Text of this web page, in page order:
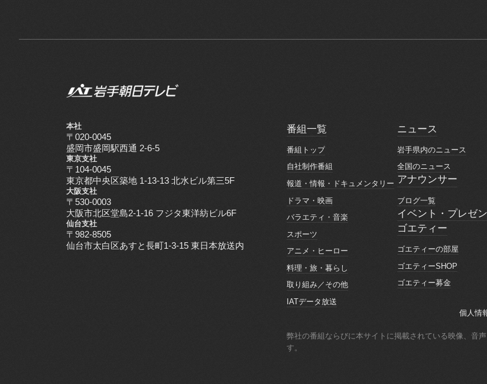
本社
〒020-0045
盛岡市盛岡駅西通 2-6-5
東京支社
〒104-0045
東京都中央区築地 1-13-13 北水ビル第三5F
大阪支社
〒530-0003
大阪市北区堂島2-1-16 フジタ東洋紡ビル6F
仙台支社
〒982-8505
仙台市太白区あすと長町1-3-15 東日本放送内
番組一覧
番組一覧
番組トップ
番組トップ
自社制作番組
自社制作番組
報道・情報・ドキュメンタリー
報道・情報・ドキュメンタリー
ドラマ・映画
バラエティ・音楽
スポーツ
アニメ・ヒーロー
アニメ・ヒーロー
料理・旅・暮らし
料理・旅・暮らし
取り組み／その他
取り組み／その他
IATデータ放送
ニュース
ニュース
岩手県内のニュース
岩手県内のニュース
全国のニュース
全国のニュース
アナウンサー
アナウンサー
ブログ一覧
ブログ一覧
イベント・プレゼ
イベント・プレゼン
ゴエティー
ゴエティー
ゴエティーの部屋
ゴエティーの部屋
ゴエティーSHOP
ゴエティーSHOP
ゴエティー募金
個人情
弊社の番組ならびに本サイトに掲載されている映像、音
す。